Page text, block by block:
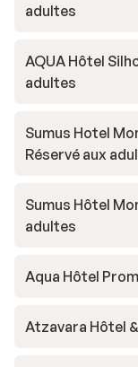
adultes
AQUA Hôtel
adultes
Sumus Hotel
Réservé aux
Sumus Hôtel
adultes
Aqua Hôtel
Atzavara Hôtel